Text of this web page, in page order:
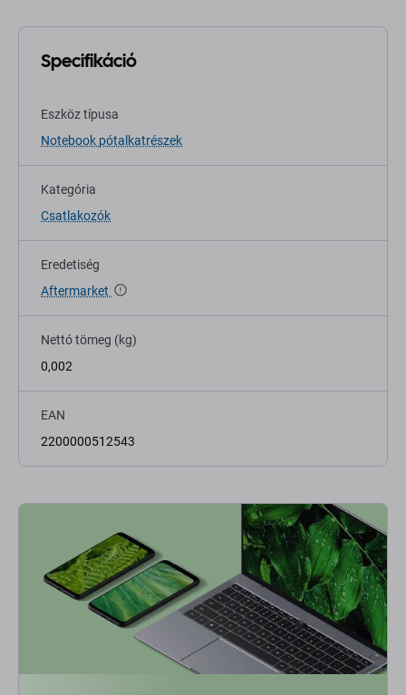
Specifikáció
Eszköz típusa
Notebook pótalkatrészek
Kategória
Csatlakozók
Eredetiség
Aftermarket
Nettó tömeg (kg)
0,002
EAN
2200000512543